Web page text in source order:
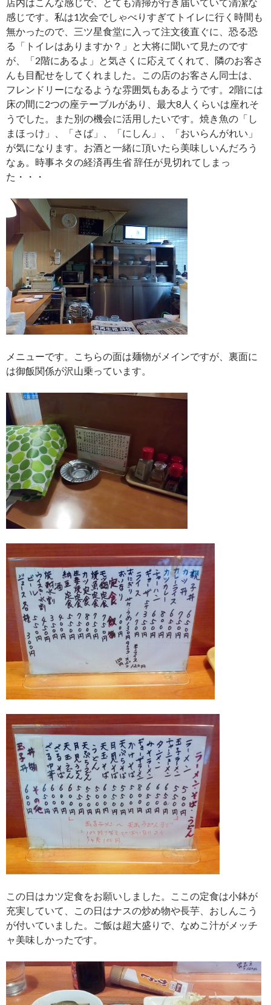
感じです。私は1次会でしゃべりすぎてトイレに行く時間も
無かったので、三ツ星食堂に入って注文後直ぐに、恐る恐
る「トイレはありますか？」と大将に聞いて見たのです
が、「2階にあるよ」と気さくに応えてくれて、隣のお客さ
んも目配せをしてくれました。この店のお客さん同士は、
フレンドリーになるような雰囲気もあるようです。2階には
床の間に2つの座テーブルがあり、最大8人くらいは座れそ
うでした。また別の機会に活用したいです。焼き魚の「し
まほっけ」、「さば」、「にしん」、「おいらんがれい」
が気になります。お酒と一緒に頂いたら美味しいんだろう
なぁ。時事ネタの経済再生省 辞任が見切れてしまっ
た・・・
メニューです。こちらの面は麺物がメインですが、裏面に
は御飯関係が沢山乗っています。
この日はカツ定食をお願いしました。ここの定食は小鉢が
充実していて、この日はナスの炒め物や長芋、おしんこう
が付いていました。ご飯は超大盛りで、なめこ汁がメッチ
ャ美味しかったです。